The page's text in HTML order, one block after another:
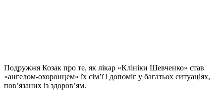
Подружжя Козак про те, як лікар «Клініки Шевченко» став
«ангелом-охоронцем» їх сім’ї і допоміг у багатьох ситуаціях,
пов’язаних із здоров’ям.